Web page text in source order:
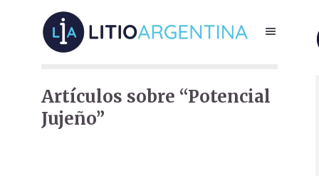
Artículos sobre “Potencial
Jujeño”